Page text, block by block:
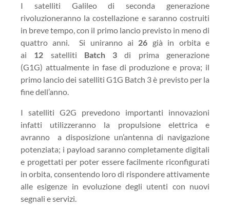
I satelliti Galileo di seconda generazione
rivoluzioneranno la costellazione e saranno costruiti
in breve tempo, con il primo lancio previsto in meno di
quattro anni. Si uniranno ai 26 già in orbita e
ai 12 satelliti Batch 3 di prima generazione
(G1G) attualmente in fase di produzione e prova; il
primo lancio dei satelliti G1G Batch 3 è previsto per la
fine dell’anno.
I satelliti G2G prevedono importanti innovazioni
infatti utilizzeranno la propulsione elettrica e
avranno a disposizione un’antenna di navigazione
potenziata; i payload saranno completamente digitali
e progettati per poter essere facilmente riconfigurati
in orbita, consentendo loro di rispondere attivamente
alle esigenze in evoluzione degli utenti con nuovi
segnali e servizi.